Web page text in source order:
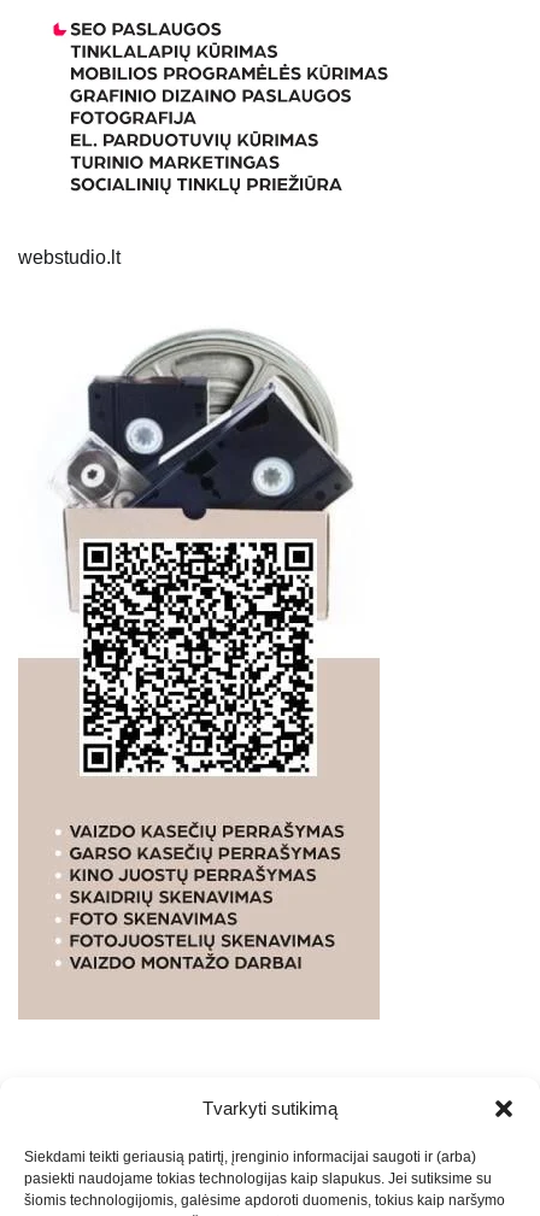
Tvarkyti sutikimą
Siekdami teikti geriausią patirtį, įrenginio informacijai saugoti ir (arba)
pasiekti naudojame tokias technologijas kaip slapukus. Jei sutiksime su
šiomis technologijomis, galėsime apdoroti duomenis, tokius kaip naršymo
webstudio.lt
PASLAUGOS. SEO tekstų rašymas, turinio kūrimas,
straipsnių rašymas ir talpinimas į mūsų valdomas